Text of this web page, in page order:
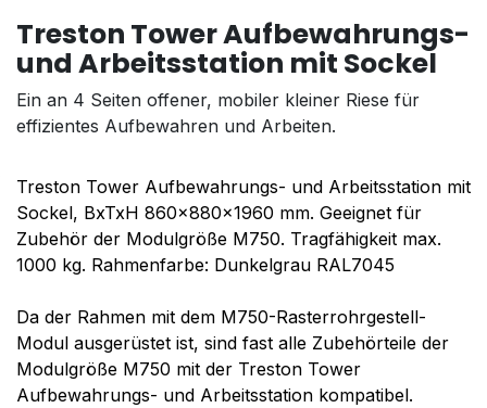
Treston Tower Aufbewahrungs-
und Arbeitsstation mit Sockel
Ein an 4 Seiten offener, mobiler kleiner Riese für
effizientes Aufbewahren und Arbeiten.
Treston Tower Aufbewahrungs- und Arbeitsstation mit
Sockel, BxTxH 860x880x1960 mm. Geeignet für
Zubehör der Modulgröße M750. Tragfähigkeit max.
1000 kg. Rahmenfarbe: Dunkelgrau RAL7045
Da der Rahmen mit dem M750-Rasterrohrgestell-
Modul ausgerüstet ist, sind fast alle Zubehörteile der
Modulgröße M750 mit der Treston Tower
Aufbewahrungs- und Arbeitsstation kompatibel.